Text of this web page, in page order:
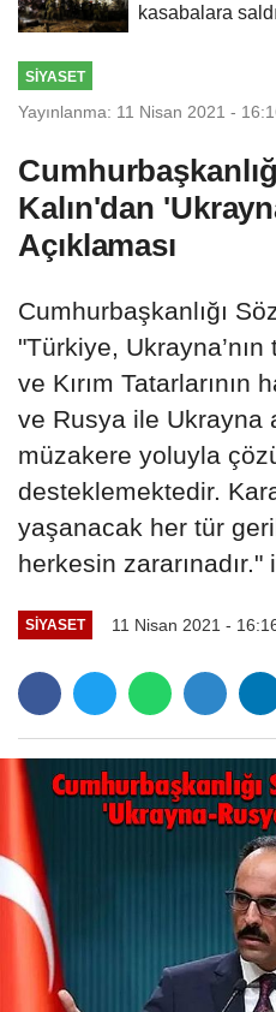
kasabalara
SIYASET
Yayınlanma: 11 Nisan 2021 -
Kalın'dan
Açıklaması
Cumhurbaşkanlığı
"Türkiye,
ve Kırım Tatarlarının
ve Rusya ile Ukrayna
müzakere yoluyla
desteklemektedir.
yaşanacak her tür
herkesin
SIYASET 11 Nisan 2021 -